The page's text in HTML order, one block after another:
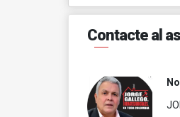
Contacte al